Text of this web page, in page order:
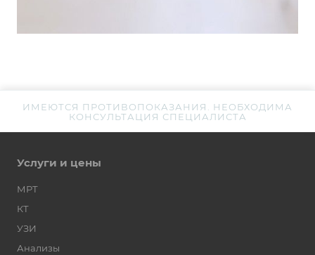
ИМЕЮТСЯ ПРОТИВОПОКАЗАНИЯ. НЕОБХОДИМА
КОНСУЛЬТАЦИЯ СПЕЦИАЛИСТА
Услуги и цены
МРТ
КТ
УЗИ
Анализы